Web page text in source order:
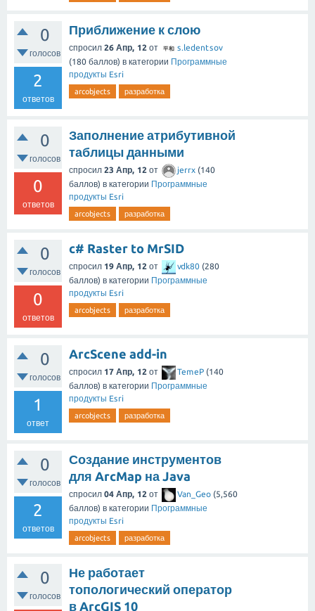
0
голосов
2
ответов
Приближение к слою
спросил 26 Апр, 12 от
s.ledentsov
(180 баллов) в категории Программные
продукты Esri
arcobjects разработка
0
голосов
0
ответов
Заполнение атрибутивной
таблицы данными
спросил 23 Апр, 12 от jerrx (140
баллов) в категории Программные
продукты Esri
arcobjects разработка
0
голосов
0
ответов
c# Raster to MrSID
спросил 19 Апр, 12 от vdk80 (280
баллов) в категории Программные
продукты Esri
arcobjects разработка
0
голосов
1
ответ
ArcScene add-in
спросил 17 Апр, 12 от TemeP (140
баллов) в категории Программные
продукты Esri
arcobjects разработка
0
голосов
2
ответов
Создание инструментов
для ArcMap на Java
спросил 04 Апр, 12 от Van_Geo (5,560
баллов) в категории Программные
продукты Esri
arcobjects разработка
0
голосов
Не работает
топологический оператор
в ArcGIS 10